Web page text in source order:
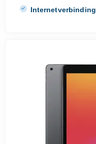
Internetverbinding